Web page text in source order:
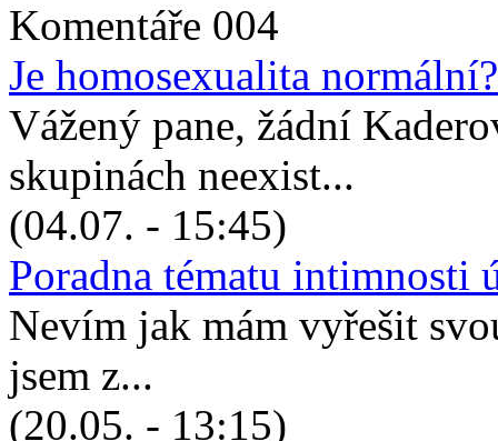
Komentáře 004
Je homosexualita normální?
Vážený pane, žádní
skupinách neexist...
(04.07. - 15:45)
Poradna tématu intimnosti
Nevím jak mám vyřešit
jsem z...
(20.05. - 13:15)